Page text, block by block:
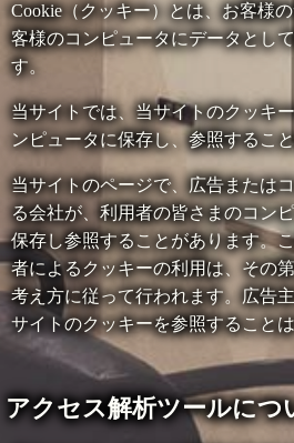
Cookie（クッキー）とは、お客様
客様のコンピュータにデータとし
す。
当サイトでは、当サイトのクッキ
ンピュータに保存し、参照するこ
当サイトのページで、広告または
る会社が、利用者の皆さまのコン
保存し参照することがあります。
者によるクッキーの利用は、その
考え方に従って行われます。広告
サイトのクッキーを参照することは
アクセス解析ツールにつ